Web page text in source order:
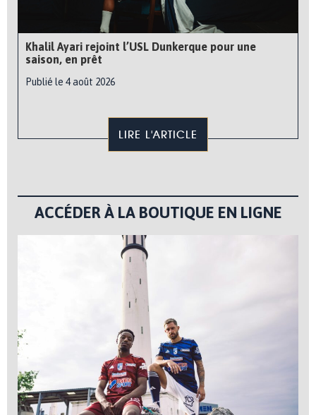
Khalil Ayari rejoint l’USL Dunkerque pour une
saison, en prêt
Publié le 4 août 2026
LIRE L'ARTICLE
ACCÉDER À LA BOUTIQUE EN LIGNE